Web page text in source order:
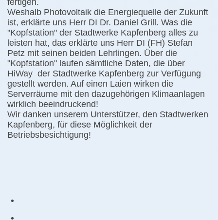
Weshalb Photovoltaik die Energiequelle der Zukunft
ist, erklärte uns Herr DI Dr. Daniel Grill. Was die
"Kopfstation" der Stadtwerke Kapfenberg alles zu
leisten hat, das erklärte uns Herr DI (FH) Stefan
Petz mit seinen beiden Lehrlingen. Über die
"Kopfstation" laufen sämtliche Daten, die über
HiWay der Stadtwerke Kapfenberg zur Verfügung
gestellt werden. Auf einen Laien wirken die
Serverräume mit den dazugehörigen Klimaanlagen
wirklich beeindruckend!
Wir danken unserem Unterstützer, den Stadtwerken
Kapfenberg, für diese Möglichkeit der
Betriebsbesichtigung!